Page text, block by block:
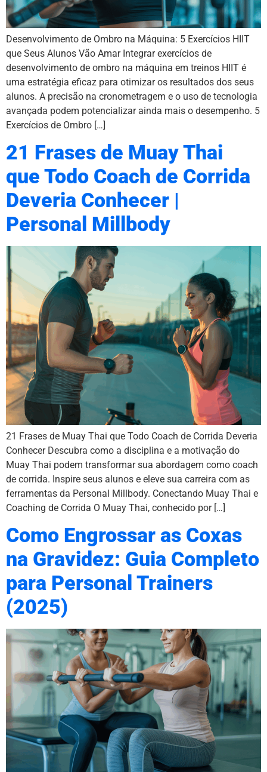
Desenvolvimento de Ombro na Máquina: 5 Exercícios HIIT
que Seus Alunos Vão Amar Integrar exercícios de
desenvolvimento de ombro na máquina em treinos HIIT é
uma estratégia eficaz para otimizar os resultados dos seus
alunos. A precisão na cronometragem e o uso de tecnologia
avançada podem potencializar ainda mais o desempenho. 5
Exercícios de Ombro […]
21 Frases de Muay Thai
que Todo Coach de Corrida
Deveria Conhecer |
Personal Millbody
21 Frases de Muay Thai que Todo Coach de Corrida Deveria
Conhecer Descubra como a disciplina e a motivação do
Muay Thai podem transformar sua abordagem como coach
de corrida. Inspire seus alunos e eleve sua carreira com as
ferramentas da Personal Millbody. Conectando Muay Thai e
Coaching de Corrida O Muay Thai, conhecido por […]
Como Engrossar as Coxas
na Gravidez: Guia Completo
para Personal Trainers
(2025)